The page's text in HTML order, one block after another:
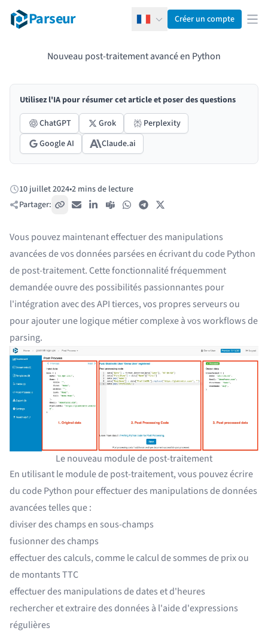
Parseur FrançaisCréer un compte
Nouveau post-traitement avancé en Python
Utilisez l'IA pour résumer cet article et poser des questions
ChatGPT
Grok
Perplexity
Google AI
Claude.ai
Publié:
10 juillet 2024•2 mins de lecture
Partager:
Copier le lien
E-mail LinkedIn
Teams WhatsAppTelegram
Vous pouvez maintenant effectuer des manipulations
avancées de vos données parsées en écrivant du code Python
de post-traitement. Cette fonctionnalité fréquemment
demandée ouvre des possibilités passionnantes pour
l'intégration avec des API tierces, vos propres serveurs ou
pour ajouter une logique métier complexe à vos workflows de
parsing.
Le nouveau module de post-traitement
En utilisant le module de post-traitement, vous pouvez écrire
du code Python pour effectuer des manipulations de données
avancées telles que :
diviser des champs en sous-champs
fusionner des champs
effectuer des calculs, comme le calcul de sommes de prix ou
de montants TTC
effectuer des manipulations de dates et d'heures
rechercher et extraire des données à l'aide d'expressions
régulières